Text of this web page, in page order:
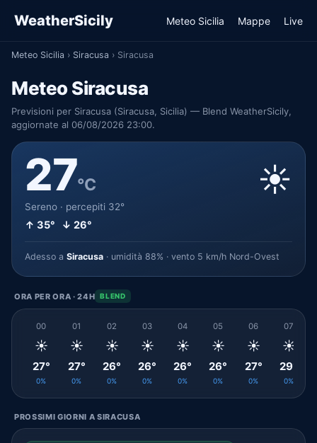
WeatherSicily Meteo Sicilia Mappe Live
Meteo Sicilia › Siracusa › Siracusa
Meteo Siracusa
Previsioni per Siracusa (Siracusa, Sicilia) — Blend WeatherSicily,
aggiornate al 06/08/2026 23:00.
27°C
Sereno · percepiti 32°
↑ 35° ↓ 26°
☀️
Adesso a Siracusa · umidità 88% · vento 5 km/h Nord-Ovest
ORA PER ORA · 24H BLEND
00
☀️
27°
0%
01
☀️
27°
0%
02
☀️
26°
0%
03
☀️
26°
0%
04
☀️
26°
0%
05
☀️
26°
0%
06
☀️
27°
0%
07
☀️
29°
0%
PROSSIMI GIORNI A SIRACUSA